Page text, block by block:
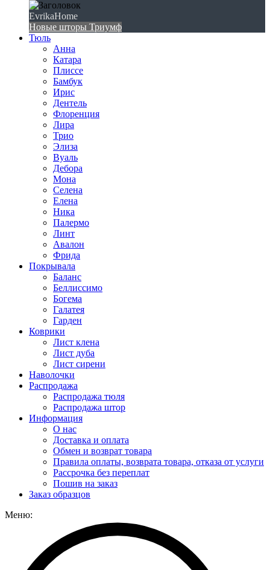
EvrikaHome
Новые шторы Триумф
Тюль
Анна
Катара
Плиссе
Бамбук
Ирис
Дентель
Флоренция
Лира
Трио
Элиза
Вуаль
Дебора
Мона
Селена
Елена
Ника
Палермо
Линт
Авалон
Фрида
Покрывала
Баланс
Беллиссимо
Богема
Галатея
Гарден
Коврики
Лист клена
Лист дуба
Лист сирени
Наволочки
Распродажа
Распродажа тюля
Распродажа штор
Информация
О нас
Доставка и оплата
Обмен и возврат товара
Правила оплаты, возврата товара, отказа от услуги
Рассрочка без переплат
Пошив на заказ
Заказ образцов
Меню: